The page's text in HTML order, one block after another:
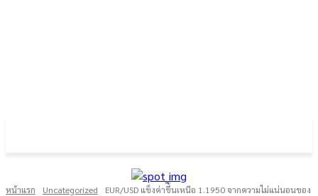
หน้าแรก Uncategorized
EUR/USD แข็งค่าขึ้นเหนือ 1.1950 จากความไม่แน่นอนของ